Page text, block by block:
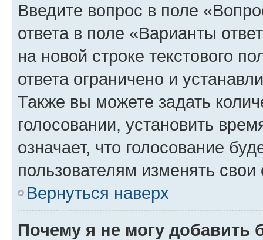
Введите вопрос в поле
ответа в поле «Варианты
на новой строке текстового
ответа ограничено и
Также вы можете задать
голосовании, установить
означает, что голосование
пользователям изменять свои
Вернуться наверх
Почему я не могу добавить